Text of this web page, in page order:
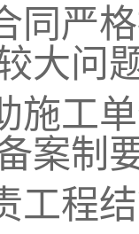
同严
大问
施工
案制
工程